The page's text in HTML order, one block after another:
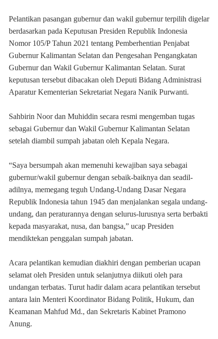
Pelantikan pasangan gubernur dan wakil gubernur terpilih digelar
berdasarkan pada Keputusan Presiden Republik Indonesia
Nomor 105/P Tahun 2021 tentang Pemberhentian Penjabat
Gubernur Kalimantan Selatan dan Pengesahan Pengangkatan
Gubernur dan Wakil Gubernur Kalimantan Selatan. Surat
keputusan tersebut dibacakan oleh Deputi Bidang Administrasi
Aparatur Kementerian Sekretariat Negara Nanik Purwanti.
Sahbirin Noor dan Muhiddin secara resmi mengemban tugas
sebagai Gubernur dan Wakil Gubernur Kalimantan Selatan
setelah diambil sumpah jabatan oleh Kepala Negara.
“Saya bersumpah akan memenuhi kewajiban saya sebagai
gubernur/wakil gubernur dengan sebaik-baiknya dan seadil-
adilnya, memegang teguh Undang-Undang Dasar Negara
Republik Indonesia tahun 1945 dan menjalankan segala undang-
undang, dan peraturannya dengan selurus-lurusnya serta berbakti
kepada masyarakat, nusa, dan bangsa,” ucap Presiden
mendiktekan penggalan sumpah jabatan.
Acara pelantikan kemudian diakhiri dengan pemberian ucapan
selamat oleh Presiden untuk selanjutnya diikuti oleh para
undangan terbatas. Turut hadir dalam acara pelantikan tersebut
antara lain Menteri Koordinator Bidang Politik, Hukum, dan
Keamanan Mahfud Md., dan Sekretaris Kabinet Pramono
Anung.